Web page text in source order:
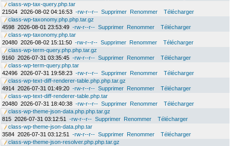
class-wp-tax-query.php.tar
21504 2026-08-02 04:16:53 -rw-r--r-- Supprimer Renommer
Télécharger
class-wp-taxonomy.php.php.tar.gz
4598 2026-08-01 23:53:49 -rw-r--r-- Supprimer Renommer
Télécharger
class-wp-taxonomy.php.tar
20480 2026-08-02 15:11:50 -rw-r--r-- Supprimer Renommer
Télécharger
class-wp-term-query.php.php.tar.gz
9160 2026-07-31 03:35:45 -rw-r--r-- Supprimer Renommer
Télécharger
class-wp-term-query.php.tar
42496 2026-07-31 19:58:23 -rw-r--r-- Supprimer Renommer
Télécharger
class-wp-text-diff-renderer-table.php.php.tar.gz
4914 2026-07-31 01:49:20 -rw-r--r-- Supprimer Renommer
Télécharger
class-wp-text-diff-renderer-table.php.tar
20480 2026-07-31 18:40:38 -rw-r--r-- Supprimer Renommer
Télécharger
class-wp-theme-json-data.php.php.tar.gz
815 2026-07-31 03:12:51 -rw-r--r-- Supprimer Renommer
Télécharger
class-wp-theme-json-data.php.tar
3584 2026-07-31 03:12:51 -rw-r--r-- Supprimer Renommer
Télécharger
class-wp-theme-json-resolver.php.php.tar.gz